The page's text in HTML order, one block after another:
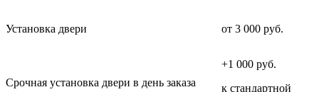
Установка двери от 3 000 руб.
Срочная установка двери в день заказа
+1 000 руб.
к стандартной